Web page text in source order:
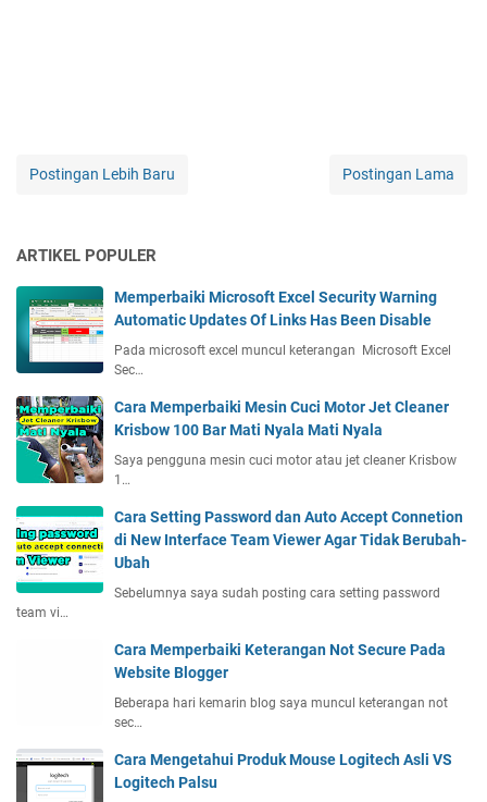
Postingan Lebih Baru Postingan Lama
ARTIKEL POPULER
Memperbaiki Microsoft Excel Security Warning
Automatic Updates Of Links Has Been Disable
Pada microsoft excel muncul keterangan Microsoft Excel
Sec…
Cara Memperbaiki Mesin Cuci Motor Jet Cleaner
Krisbow 100 Bar Mati Nyala Mati Nyala
Saya pengguna mesin cuci motor atau jet cleaner Krisbow
1…
Cara Setting Password dan Auto Accept Connetion
di New Interface Team Viewer Agar Tidak Berubah-
Ubah
Sebelumnya saya sudah posting cara setting password
team vi…
Cara Memperbaiki Keterangan Not Secure Pada
Website Blogger
Beberapa hari kemarin blog saya muncul keterangan not
sec…
Cara Mengetahui Produk Mouse Logitech Asli VS
Logitech Palsu